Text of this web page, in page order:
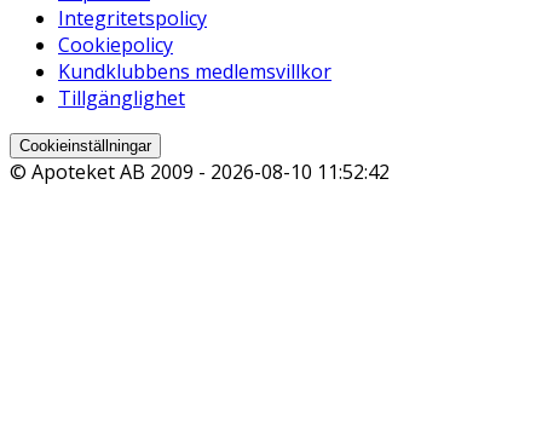
Integritetspolicy
Cookiepolicy
Kundklubbens medlemsvillkor
Tillgänglighet
Cookieinställningar
© Apoteket AB 2009 - 2026-08-10 11:52:42